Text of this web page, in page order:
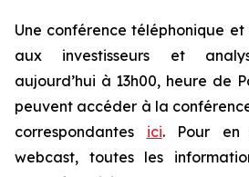
Une conférence téléphonique
aux investisseurs et
aujourd’hui à 13h00, heure de
peuvent accéder à la
correspondantes ici. Pour en
webcast, toutes les